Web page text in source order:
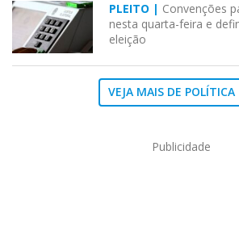
PLEITO | Convenções
nesta quarta-feira e
eleição
VEJA MAIS DE POLÍTICA
Publicidade